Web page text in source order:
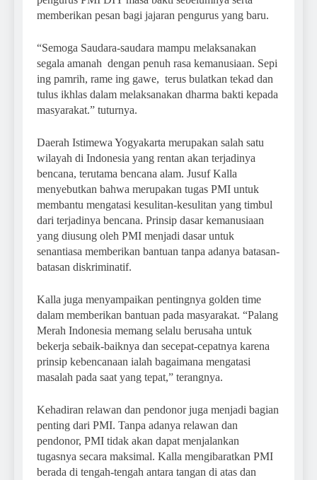
memberikan pesan bagi jajaran pengurus yang baru.
“Semoga Saudara-saudara mampu melaksanakan
segala amanah dengan penuh rasa kemanusiaan. Sepi
ing pamrih, rame ing gawe, terus bulatkan tekad dan
tulus ikhlas dalam melaksanakan dharma bakti kepada
masyarakat.” tuturnya.
Daerah Istimewa Yogyakarta merupakan salah satu
wilayah di Indonesia yang rentan akan terjadinya
bencana, terutama bencana alam. Jusuf Kalla
menyebutkan bahwa merupakan tugas PMI untuk
membantu mengatasi kesulitan-kesulitan yang timbul
dari terjadinya bencana. Prinsip dasar kemanusiaan
yang diusung oleh PMI menjadi dasar untuk
senantiasa memberikan bantuan tanpa adanya batasan-
batasan diskriminatif.
Kalla juga menyampaikan pentingnya golden time
dalam memberikan bantuan pada masyarakat. “Palang
Merah Indonesia memang selalu berusaha untuk
bekerja sebaik-baiknya dan secepat-cepatnya karena
prinsip kebencanaan ialah bagaimana mengatasi
masalah pada saat yang tepat,” terangnya.
Kehadiran relawan dan pendonor juga menjadi bagian
penting dari PMI. Tanpa adanya relawan dan
pendonor, PMI tidak akan dapat menjalankan
tugasnya secara maksimal. Kalla mengibaratkan PMI
berada di tengah-tengah antara tangan di atas dan